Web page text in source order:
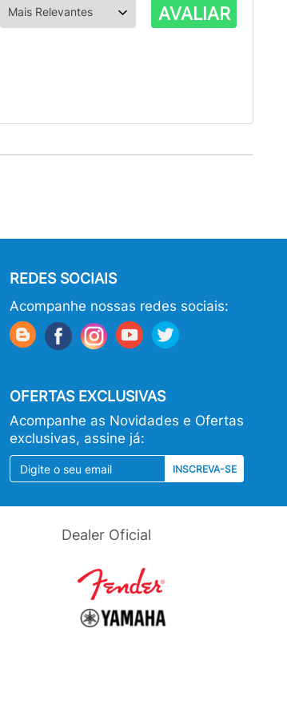
AVALIAR
REDES SOCIAIS
Acompanhe nossas redes sociais:
OFERTAS EXCLUSIVAS
Acompanhe as Novidades e Ofertas
exclusivas, assine já:
INSCREVA-SE
Dealer Oficial